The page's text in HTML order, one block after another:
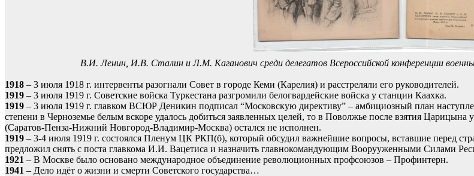
В.И. Ленин, И.В. Сталин и Л.М. Каганович среди делегатов Всероссийской конференции
1918 – 3 июля 1918 г. интервенты разогнали Совет в городе Кеми (Карелия) и расстреляли его руководителей.
1919 – 3 июля 1919 г. Советские войска Туркестана разгромили белогвардейские войска у станции Каахка.
1919 – 3 июля 1919 г. главком ВСЮР Деникин подписал “Московскую директиву” – амбициозный план
степени в Черноземье белым вскоре удалось добиться заявленных целей, то в Поволжье после взятия
(Саратов-Пенза-Нижний Новгород-Владимир-Москва) остался не исполнен.
1919 – 3-4 июля 1919 г. состоялся Пленум ЦК РКП(б), который обсудил важнейшие вопросы, вставшие перед
предложил снять с поста главкома И.И. Вацетиса и назначить главнокомандующим Boopууженными Силами
1921 – В Москве было основано международное объединение революционных профсоюзов – Профинтерн.
1941 – Дело идёт о жизни и смерти Советского государства…